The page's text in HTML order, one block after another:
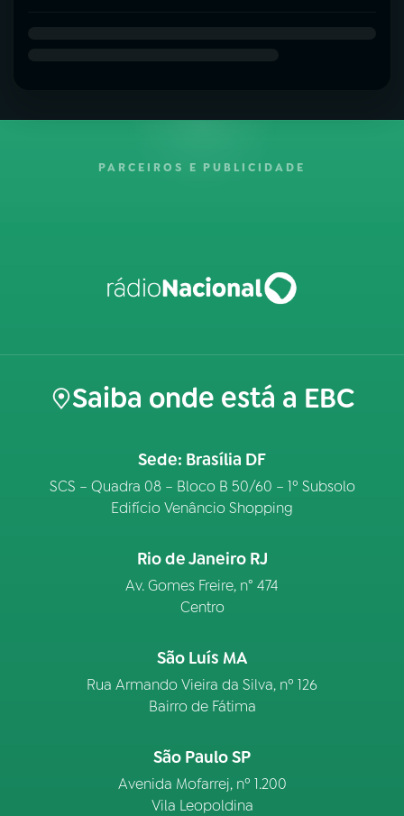
PARCEIROS E PUBLICIDADE
Saiba onde está a EBC
Sede: Brasília DF
SCS – Quadra 08 – Bloco B 50/60 – 1º Subsolo
Edifício Venâncio Shopping
Rio de Janeiro RJ
Av. Gomes Freire, n° 474
Centro
São Luís MA
Rua Armando Vieira da Silva, nº 126
Bairro de Fátima
São Paulo SP
Avenida Mofarrej, nº 1.200
Vila Leopoldina